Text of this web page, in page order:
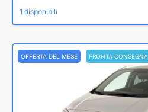
1 disponibili
OFFERTA DEL MESE PRONTA CONSEGNA